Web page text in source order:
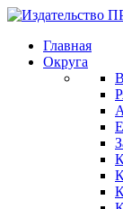
Главная
Округа